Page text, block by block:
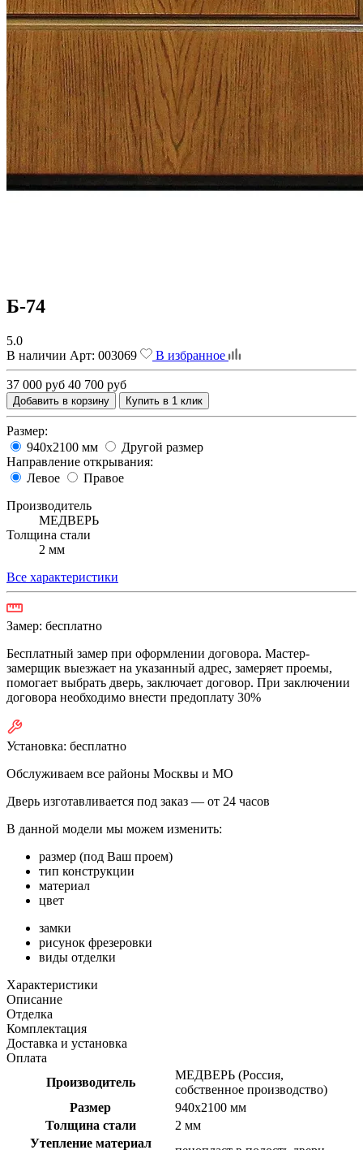
Б-74
5.0
В наличии Арт: 003069 В избранное
37 000 руб 40 700 руб
Добавить в корзину Купить в 1 клик
Размер:
940х2100 мм
Другой размер
Направление открывания:
Левое
Правое
Производитель
МЕДВЕРЬ
Толщина стали
2 мм
Все характеристики
Замер: бесплатно
Бесплатный замер при оформлении договора. Мастер-
замерщик выезжает на указанный адрес, замеряет проемы,
помогает выбрать дверь, заключает договор. При заключении
договора необходимо внести предоплату 30%
Установка: бесплатно
Обслуживаем все районы Москвы и МО
Дверь изготавливается под заказ — от 24 часов
В данной модели мы можем изменить:
размер (под Ваш проем)
тип конструкции
материал
цвет
замки
рисунок фрезеровки
виды отделки
Характеристики
Описание
Отделка
Комплектация
Доставка и установка
Оплата
Производитель
МЕДВЕРЬ (Россия,
собственное производство)
Размер
940х2100 мм
Толщина стали
2 мм
Утепление материал